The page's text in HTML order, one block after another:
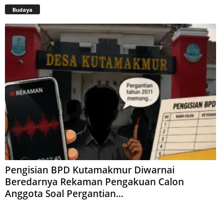
Budaya
Pengisian BPD Kutamakmur Diwarnai
Beredarnya Rekaman Pengakuan Calon
Anggota Soal Pergantian...